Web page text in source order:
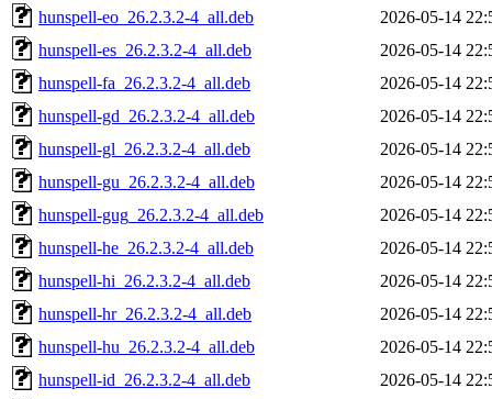
hunspell-eo_26.2.3.2-4_all.deb
2026-05-14
hunspell-es_26.2.3.2-4_all.deb
2026-05-14
hunspell-fa_26.2.3.2-4_all.deb
2026-05-14
hunspell-gd_26.2.3.2-4_all.deb
2026-05-14
hunspell-gl_26.2.3.2-4_all.deb
2026-05-14
hunspell-gu_26.2.3.2-4_all.deb
2026-05-14
hunspell-gug_26.2.3.2-4_all.deb
2026-05-14
hunspell-he_26.2.3.2-4_all.deb
2026-05-14
hunspell-hi_26.2.3.2-4_all.deb
2026-05-14
hunspell-hr_26.2.3.2-4_all.deb
2026-05-14
hunspell-hu_26.2.3.2-4_all.deb
2026-05-14
hunspell-id_26.2.3.2-4_all.deb
2026-05-14